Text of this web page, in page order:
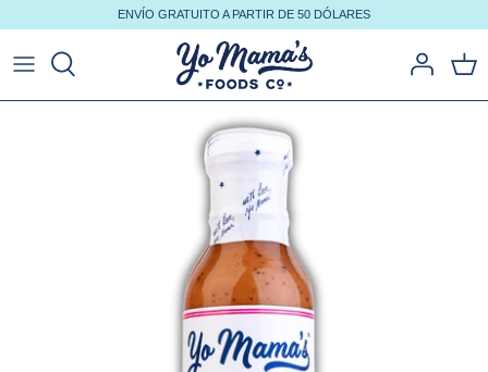
al
contenido
ENVÍO GRATUITO A PARTIR DE 50 DÓLARES